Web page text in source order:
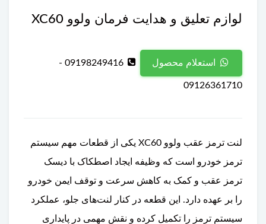
لوازم تعلیق و هدایت فرمان ولوو XC60
استعلام محصول 09198249416 -
09126361710
لنت ترمز عقب ولوو XC60 یکی از قطعات مهم سیستم
ترمز خودرو است که وظیفه ایجاد اصطکاک با دیسک
ترمز عقب و کمک به کاهش سرعت و توقف ایمن خودرو
را بر عهده دارد. این قطعه در کنار لنت‌های جلو، عملکرد
سیستم ترمز را تکمیل کرده و نقش مهمی در پایداری